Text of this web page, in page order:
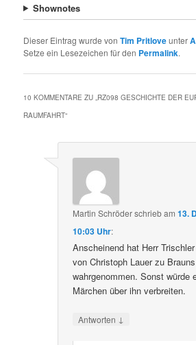
Shownotes
Dieser Eintrag wurde vonTim Pritloveunter
Setze ein Lesezeichen für den Permalink.
10 KOMMENTARE ZU „RZ098 GESCHICHTE DER
RAUMFAHRT“
Martin Schröderschriebam13.
10:03 Uhr:
Anscheinend hat Herr
von Christoph Lauer zu
wahrgenommen. Sonst würde
Märchen über ihn verbreiten.
Antworten ↓